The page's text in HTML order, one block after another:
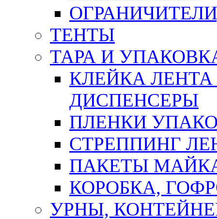
ТЕНТЫ
ТАРА И
КЛЕЙКА
ДИСПЕНСЕРЫ
ПЛЕНКИ
СТРЕППИНГ
ПАКЕТЫ
КОРОБКА,
УРНЫ,